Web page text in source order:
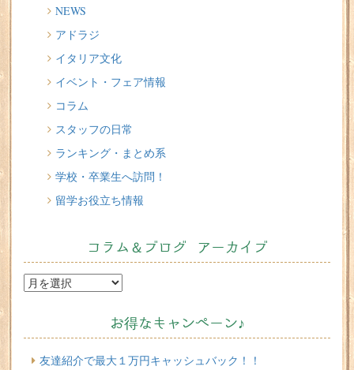
イタリアが誇る3人の天才芸術家 その傑作を見に行こう！
2026/07/16
味わってみたい！魚介の「ごった煮」 リヴォルノの
Cacciucco（カッチュッコ）
NEWS
アドラジ
イタリア文化
イベント・フェア情報
コラム
スタッフの日常
ランキング・まとめ系
学校・卒業生へ訪問！
留学お役立ち情報
コラム＆ブログ アーカイブ
お得なキャンペーン♪
友達紹介で最大１万円キャッシュバック！！